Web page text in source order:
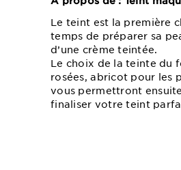
Le teint est la première
temps de préparer sa
d’une crème teintée.
Le choix de la teinte du
rosées, abricot pour les
vous permettront
finaliser votre teint